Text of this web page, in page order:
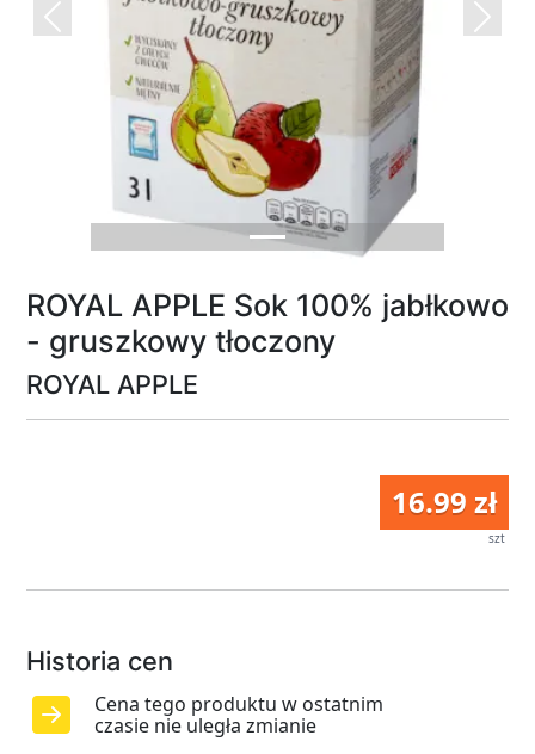
Previous Next
ROYAL APPLE Sok 100% jabłkowo
- gruszkowy tłoczony
ROYAL APPLE
16.99 zł
szt
Historia cen
Cena tego produktu w ostatnim
czasie nie uległa zmianie